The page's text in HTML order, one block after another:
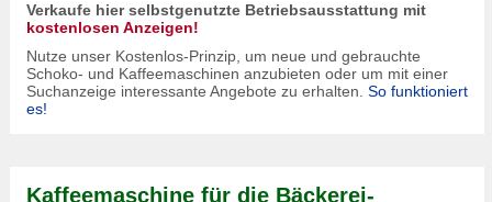
Verkaufe hier selbstgenutzte Betriebsausstattung mit
kostenlosen Anzeigen!
Nutze unser Kostenlos-Prinzip, um neue und gebrauchte
Schoko- und Kaffeemaschinen anzubieten oder um mit einer
Suchanzeige interessante Angebote zu erhalten. So funktioniert
es!
Kaffeemaschine für die Bäckerei-